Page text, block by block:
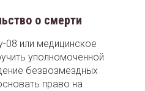
о смерти
или медицинское
уполномоченной
безвозмездных
право на